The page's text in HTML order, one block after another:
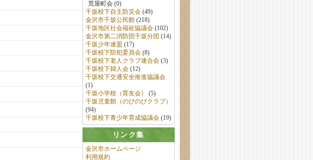
荒屋町会 (0)
千坂校下自主防災会(49)
金沢市千坂公民館(218)
千坂地区社会福祉協議会(102)
金沢市第二消防団千坂分団 (14)
千坂少年連盟 (17)
千坂校下防犯委員会(8)
千坂校下老人クラブ連合会(3)
千坂校下婦人会(12)
千坂校下交通安全推進協議会
(1)
千坂小学校（育友会）
(5)
千坂児童館（のびのびクラブ）
(94)
千坂校下青少年育成協議会(19)
リンク集
金沢市ホームページ
利用規約